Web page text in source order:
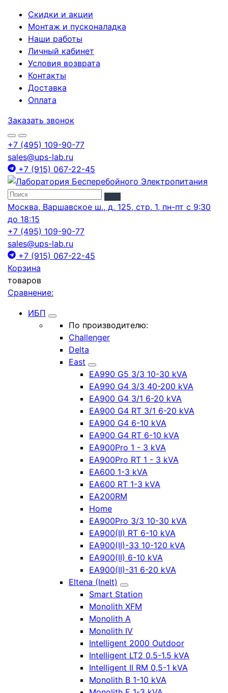
Скидки и акции
Монтаж и пусконаладка
Наши работы
Личный кабинет
Условия возврата
Контакты
Доставка
Оплата
Заказать звонок
+7 (495) 109-90-77
sales@ups-lab.ru
+7 (915) 067-22-45
Москва, Варшавское ш., д. 125, стр. 1, пн-пт с 9:30
до 18:15
+7 (495) 109-90-77
sales@ups-lab.ru
+7 (915) 067-22-45
Корзина
товаров
Сравнение:
ИБП
По производителю:
Challenger
Delta
East
EA990 G5 3/3 10-30 kVA
EA990 G4 3/3 40-200 kVA
EA900 G4 3/1 6-20 kVA
EA900 G4 RT 3/1 6-20 kVA
EA900 G4 6-10 kVA
EA900 G4 RT 6-10 kVA
EA900Pro 1 - 3 kVA
EA900Pro RT 1 - 3 kVA
EA600 1-3 kVA
EA600 RT 1-3 kVA
EA200RM
Home
EA900Pro 3/3 10-30 kVA
EA900(II) RT 6-10 kVA
EA900(II)-33 10-120 kVA
EA900(II) 6-10 kVA
EA900(II)-31 6-20 kVA
Eltena (Inelt)
Smart Station
Monolith XFM
Monolith A
Monolith IV
Intelligent 2000 Outdoor
Intelligent LT2 0.5-1.5 kVA
Intelligent II RM 0,5-1 kVA
Monolith B 1-10 kVA